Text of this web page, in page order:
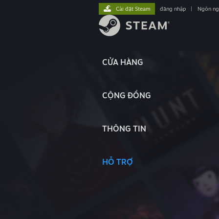
CỬA HÀNG
CỘNG ĐỒNG
THÔNG TIN
HỖ TRỢ
Cài đặt Steam đăng nhập Ngôn